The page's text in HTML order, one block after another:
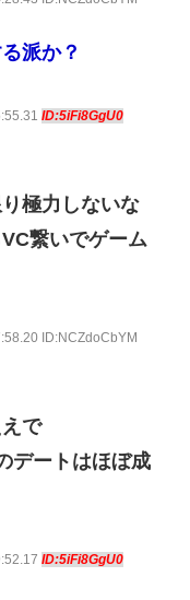
派か？
ID:5iFi8GgU0
極力しないな
繋いでゲーム
ID:NCZdoCbYM
で
デートはほぼ成
ID:5iFi8GgU0